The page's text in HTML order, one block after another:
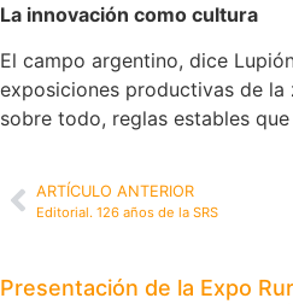
La innovación como cultura
El campo argentino, dice
exposiciones productivas de la
sobre todo, reglas estables
ARTÍCULO ANTERIOR
Editorial. 126 años de la SRS
Presentación de la Expo